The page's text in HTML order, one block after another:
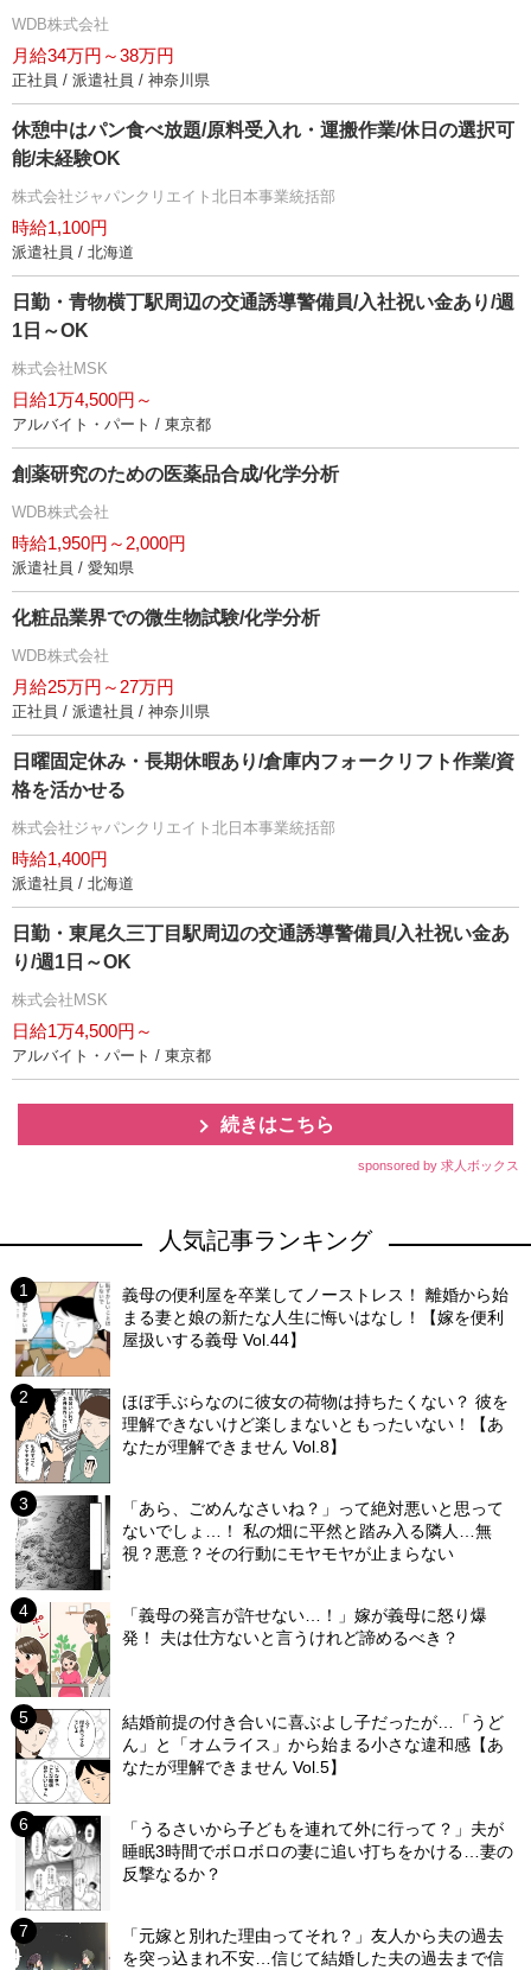
WDB株式会社
月給34万円～38万円
正社員 / 派遣社員 / 神奈川県
休憩中はパン食べ放題/原料受入れ・運搬作業/休日の選択可
能/未経験OK
株式会社ジャパンクリエイト北日本事業統括部
時給1,100円
派遣社員 / 北海道
日勤・青物横丁駅周辺の交通誘導警備員/入社祝い金あり/週
1日～OK
株式会社MSK
日給1万4,500円～
アルバイト・パート / 東京都
創薬研究のための医薬品合成/化学分析
WDB株式会社
時給1,950円～2,000円
派遣社員 / 愛知県
化粧品業界での微生物試験/化学分析
WDB株式会社
月給25万円～27万円
正社員 / 派遣社員 / 神奈川県
日曜固定休み・長期休暇あり/倉庫内フォークリフト作業/資
格を活かせる
株式会社ジャパンクリエイト北日本事業統括部
時給1,400円
派遣社員 / 北海道
日勤・東尾久三丁目駅周辺の交通誘導警備員/入社祝い金あ
り/週1日～OK
株式会社MSK
日給1万4,500円～
アルバイト・パート / 東京都
続きはこちら
sponsored by 求人ボックス
人気記事ランキング
義母の便利屋を卒業してノーストレス！ 離婚から始
まる妻と娘の新たな人生に悔いはなし！【嫁を便利
屋扱いする義母 Vol.44】
ほぼ手ぶらなのに彼女の荷物は持ちたくない？ 彼を
理解できないけど楽しまないともったいない！【あ
なたが理解できません Vol.8】
「あら、ごめんなさいね？」って絶対悪いと思って
ないでしょ…！ 私の畑に平然と踏み入る隣人…無
視？悪意？その行動にモヤモヤが止まらない
「義母の発言が許せない…！」嫁が義母に怒り爆
発！ 夫は仕方ないと言うけれど諦めるべき？
結婚前提の付き合いに喜ぶよし子だったが…「うど
ん」と「オムライス」から始まる小さな違和感【あ
なたが理解できません Vol.5】
「うるさいから子どもを連れて外に行って？」夫が
睡眠3時間でボロボロの妻に追い打ちをかける…妻の
反撃なるか？
「元嫁と別れた理由ってそれ？」友人から夫の過去
を突っ込まれ不安…信じて結婚した夫の過去まで信